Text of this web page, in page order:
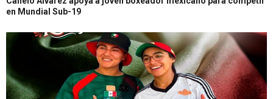
en Mundial Sub-19